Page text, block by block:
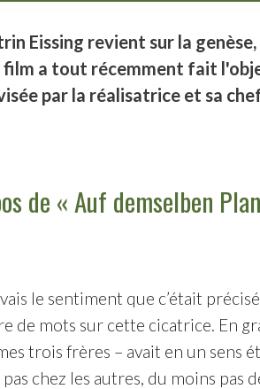
Eissing revient sur la
film a tout récemment fait
par la réalisatrice et sa
de « Auf demselben
le sentiment que c’était
de mots sur cette cicatrice. En
trois frères – avait en un sens
chez les autres, du moins pas